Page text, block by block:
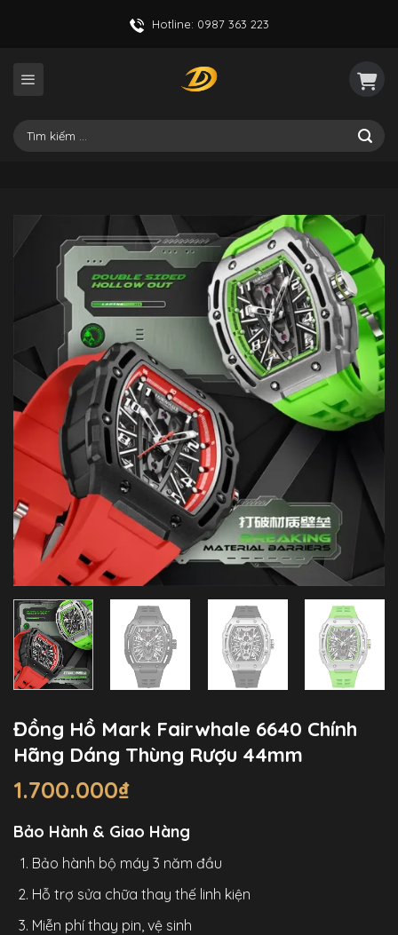
Hotline: 0987 363 223
Tìm
kiếm:
Đồng Hồ Mark Fairwhale 6640 Chính
Hãng Dáng Thùng Rượu 44mm
1.700.000₫
Bảo Hành & Giao Hàng
Bảo hành bộ máy 3 năm đầu
Hỗ trợ sửa chữa thay thế linh kiện
Miễn phí thay pin, vệ sinh